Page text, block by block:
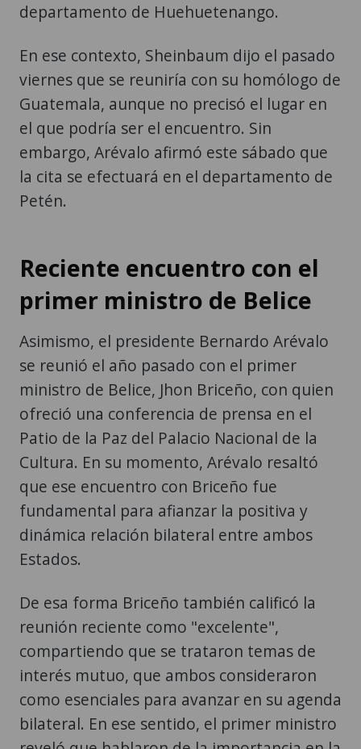
departamento de Huehuetenango.
En ese contexto, Sheinbaum dijo el pasado
viernes que se reuniría con su homólogo de
Guatemala, aunque no precisó el lugar en
el que podría ser el encuentro. Sin
embargo, Arévalo afirmó este sábado que
la cita se efectuará en el departamento de
Petén.
Reciente encuentro con el
primer ministro de Belice
Asimismo, el presidente Bernardo Arévalo
se reunió el año pasado con el primer
ministro de Belice, Jhon Briceño, con quien
ofreció una conferencia de prensa en el
Patio de la Paz del Palacio Nacional de la
Cultura. En su momento, Arévalo resaltó
que ese encuentro con Briceño fue
fundamental para afianzar la positiva y
dinámica relación bilateral entre ambos
Estados.
De esa forma Briceño también calificó la
reunión reciente como "excelente",
compartiendo que se trataron temas de
interés mutuo, que ambos consideraron
como esenciales para avanzar en su agenda
bilateral. En ese sentido, el primer ministro